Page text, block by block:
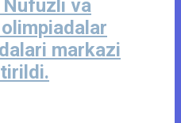
va
markazi